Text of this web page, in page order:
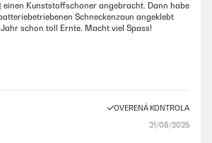
einen Kunststoffschoner angebracht. Dann habe
Schneckenzaun angeklebt
schon toll Ernte. Macht viel Spass!
OVERENÁ KONTROLA
21/08/2025